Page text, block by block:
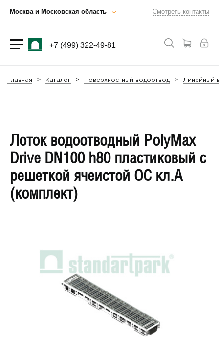
Москва и Московская область Смотреть контакты
+7 (499) 322-49-81
Главная Каталог Поверхностный водоотвод Линейный
Лоток водоотводный PolyMax
Drive DN100 h80 пластиковый с
решеткой ячеистой ОС кл.А
(комплект)